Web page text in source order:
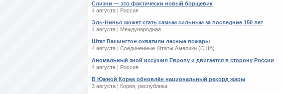
Слизни — это фактически новый борщевик
4 августа | Россия
Эль-Ниньо может стать самым сильным за последние 150 лет
4 августа | Международная
Штат Вашингтон охватили лесные пожары
4 августа | Соединенные Штаты Америки (США)
Аномальный зной иссушил Европу и двигается в сторону России
4 августа | Россия
В Южной Корее обновлён национальный рекорд жары
3 августа | Корея, республика